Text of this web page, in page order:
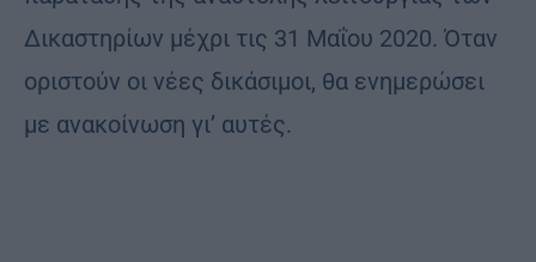
Δικαστηρίων μέχρι τις 31 Μαΐου 2020. Όταν
οριστούν οι νέες δικάσιμοι, θα ενημερώσει
με ανακοίνωση γι’ αυτές.